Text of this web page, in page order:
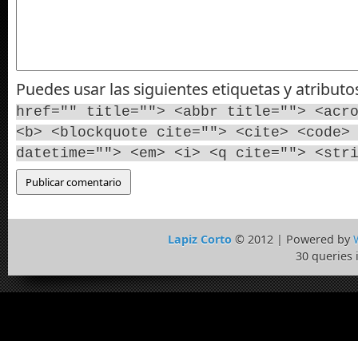
Puedes usar las siguientes etiquetas y
href="" title=""> <abbr title="">
<b> <blockquote cite=""> <cite> <code>
datetime=""> <em> <i> <q cite="">
Lapiz Corto© 2012 | Powered by
30 queries